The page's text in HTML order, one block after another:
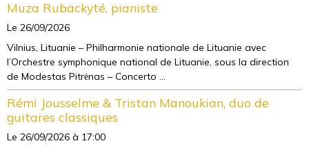
Muza Rubackyté, pianiste
Le 26/09/2026
Vilnius, Lituanie – Philharmonie nationale de Lituanie avec
l’Orchestre symphonique national de Lituanie, sous la direction
de Modestas Pitrėnas – Concerto ...
Rémi Jousselme & Tristan Manoukian, duo de
guitares classiques
Le 26/09/2026 à 17:00